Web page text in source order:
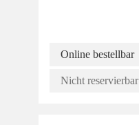
Online bestellbar
Nicht reservierbar